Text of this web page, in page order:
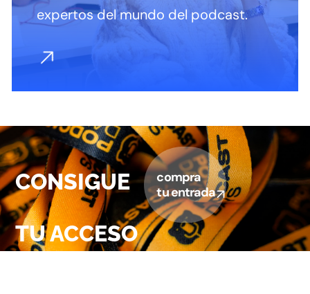
expertos del mundo del podcast.
CONSIGUE
compra
tu entrada
TU ACCESO